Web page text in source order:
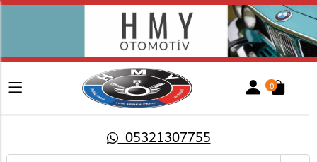
0
05321307755